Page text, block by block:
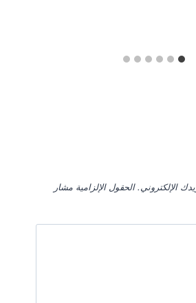
الإلكتروني. الحقول الإلزامية مشار